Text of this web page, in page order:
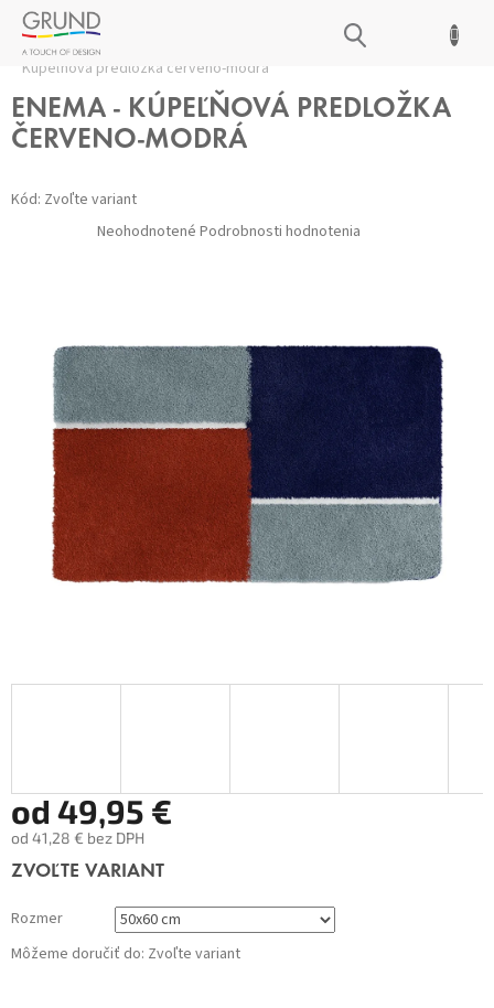
Prejsť
obsah
NÁKUPNÝ
Domov
/ Kúpeľňové predložky Všetky predložky
Kúpeľňová predložka červeno-modrá
ENEMA - KÚPEĽŇOVÁ PREDLOŽKA
ČERVENO-MODRÁ
Kód: Zvoľte variant
Priemerné
hodnotenie
Neohodnotené Podrobnosti hodnotenia
od 49,95 €
od 41,28 € bez DPH
Jednotková
ZVOĽTE VARIANT
Rozmer
Môžeme doručiť do: Zvoľte variant